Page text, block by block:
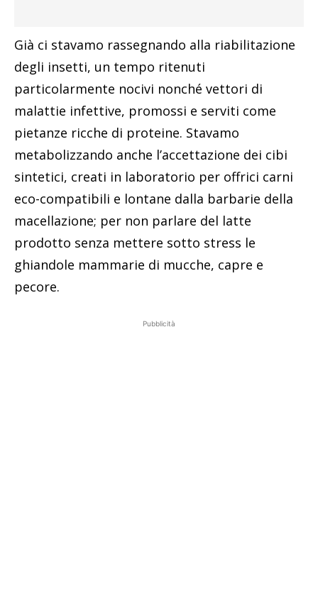
Già ci stavamo rassegnando alla riabilitazione
degli insetti, un tempo ritenuti
particolarmente nocivi nonché vettori di
malattie infettive, promossi e serviti come
pietanze ricche di proteine. Stavamo
metabolizzando anche l’accettazione dei cibi
sintetici, creati in laboratorio per offrici carni
eco-compatibili e lontane dalla barbarie della
macellazione; per non parlare del latte
prodotto senza mettere sotto stress le
ghiandole mammarie di mucche, capre e
pecore.
Pubblicità